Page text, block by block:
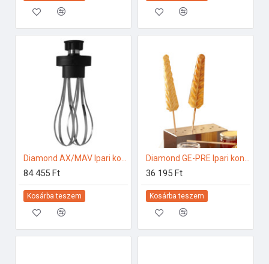
84 455 Ft
Kosárba teszem
36 195 Ft
Kosárba teszem